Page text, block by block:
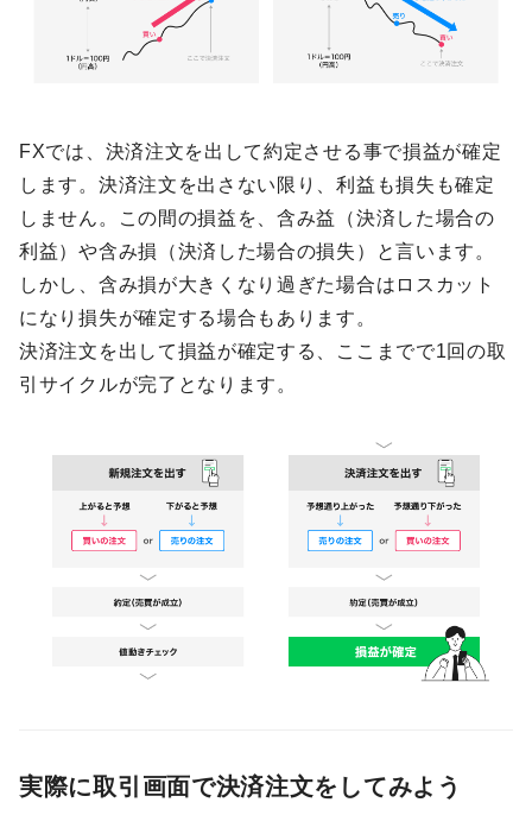
FXでは、決済注文を出して約定させる事で損益が確定
します。決済注文を出さない限り、利益も損失も確定
しません。この間の損益を、含み益（決済した場合の
利益）や含み損（決済した場合の損失）と言います。
しかし、含み損が大きくなり過ぎた場合はロスカット
になり損失が確定する場合もあります。
決済注文を出して損益が確定する、ここまでで1回の取
引サイクルが完了となります。
実際に取引画面で決済注文をしてみよう